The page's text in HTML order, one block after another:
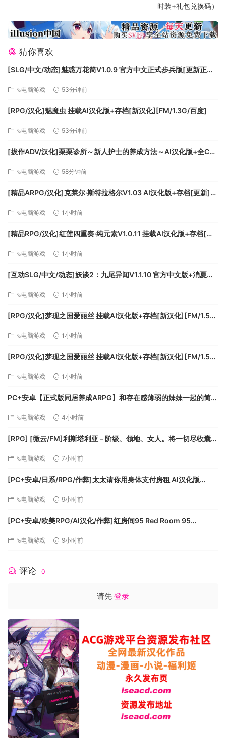
■故事
AD2221
即使历经两次银河战争，仍分成了七大阵营继续争战。
人类试图建立一个全新的人工战场，“斗争领域”。
於最終实验時，神秘的光子“非碳基体”出现在木星的卫星卡里斯
碳基体”，请求七大阵营派出精锐部队合力解决事件。
时装+礼包兑换码）
猜你喜欢
[SLG/中文/动态]魅惑万花筒V1.0.9 官方中文正式步兵版[更新正式
⇘电脑游戏 53分钟前
[RPG/汉化]魅魔虫 挂载AI汉化版+存档[新汉化][FM/1.3G/百度]
⇘电脑游戏 53分钟前
[拔作ADV/汉化]栗栗诊所～新人护士的养成方法～AI汉化版+全CG
⇘电脑游戏 58分钟前
[精品ARPG/汉化]克莱尔·斯特拉格尔V1.03 AI汉化版+存档[更新]
⇘电脑游戏 1小时前
[精品RPG/汉化]红莲四重奏·纯元素V1.0.11 挂载AI汉化版+存档[更
⇘电脑游戏 1小时前
[互动SLG/中文/动态]妖谈2：九尾异闻V1.1.10 官方中文版+消夏节
⇘电脑游戏 1小时前
[RPG/汉化]梦现之国爱丽丝 挂载AI汉化版+存档[新汉化][FM/1.5G/
⇘电脑游戏 1小时前
[RPG/汉化]梦现之国爱丽丝 挂载AI汉化版+存档[新汉化][FM/1.5G/
⇘电脑游戏 1小时前
PC+安卓【正式版同居养成ARPG】和存在感薄弱的妹妹一起的简单
簡単生活【3.3G】百度/迅雷/UC/夸克
⇘电脑游戏 4小时前
[RPG] [微云/FM]利斯塔利亚 – 阶级、领地、女人。将一切尽收囊中
⇘电脑游戏 7小时前
[PC+安卓/日系/RPG/作弊]太太请你用身体支付房租 AI汉化版
⇘电脑游戏 9小时前
[PC+安卓/欧美RPG/AI汉化/作弊]红房间95 Red Room 95
⇘电脑游戏 9小时前
评论 0
请先 登录